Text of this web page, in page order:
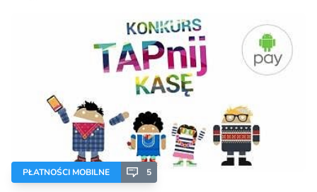
PŁATNOŚCI MOBILNE 5